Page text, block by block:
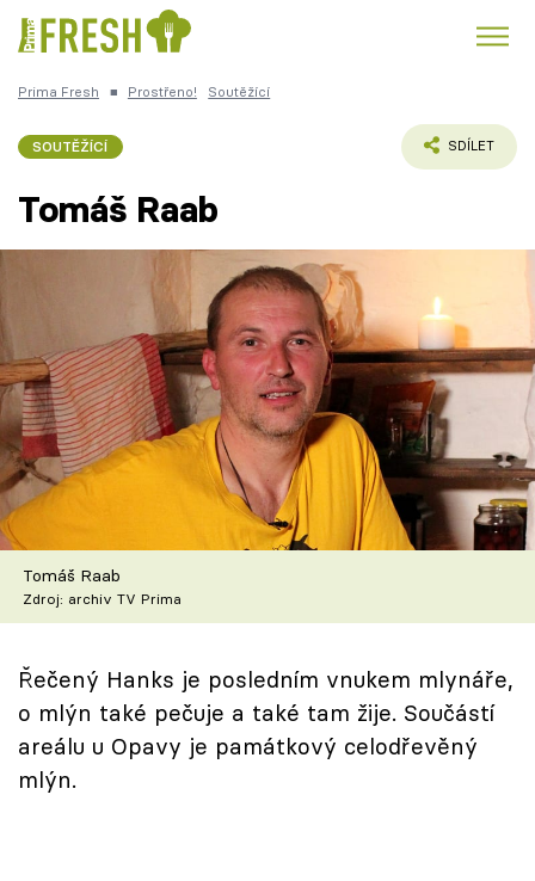
Česká kuchyně
Recepty
Články
TV Program
Škola vaření
Recepty z TV
Speciál: Cuketa
Těhotnej kuchař
Sledujte prima+
Prima Fresh ■ Prostřeno! Soutěžící
SOUTĚŽÍCÍ SDÍLET
Tomáš Raab
Tomáš Raab
Zdroj: archiv TV Prima
Řečený Hanks je posledním vnukem mlynáře,
o mlýn také pečuje a také tam žije. Součástí
areálu u Opavy je památkový celodřevěný
mlýn.